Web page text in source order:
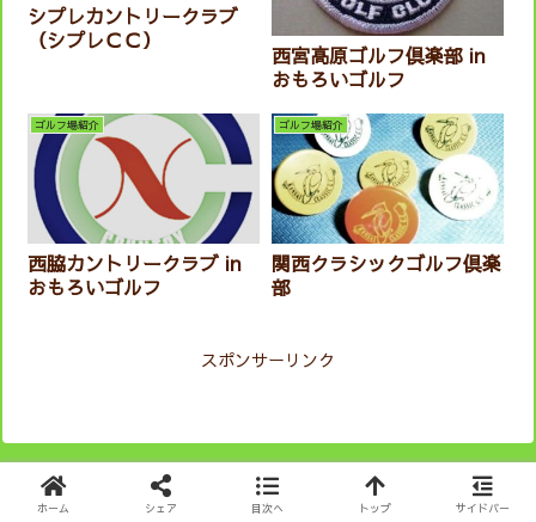
シプレカントリークラブ
（シプレＣＣ）
西宮高原ゴルフ倶楽部 in
おもろいゴルフ
ゴルフ場紹介
西脇カントリークラブ in
おもろいゴルフ
ゴルフ場紹介
関西クラシックゴルフ倶楽
部
スポンサーリンク
ホーム シェア 目次へ トップ サイドバー